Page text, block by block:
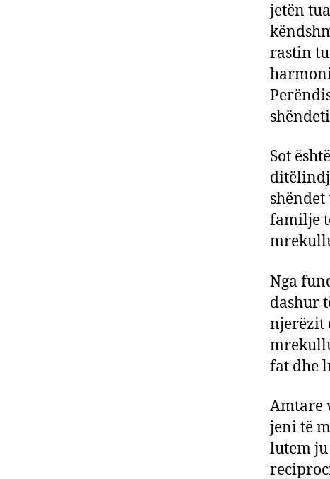
jetën
rastin
Sot
familje
Nga
dashur
njerëzit
fat dhe
Amtare
jeni të
lutem ju